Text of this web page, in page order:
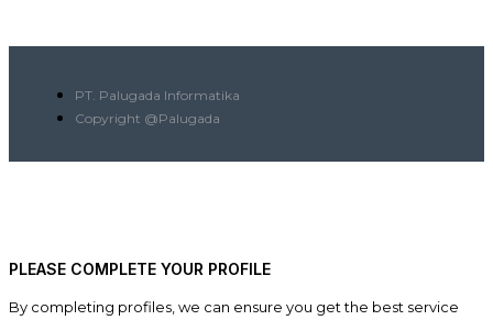
PT. Palugada Informatika
Copyright @Palugada
PLEASE COMPLETE YOUR PROFILE
By completing profiles, we can ensure you get the best service